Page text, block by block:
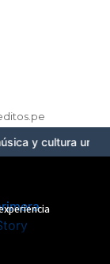
cultura urbana en